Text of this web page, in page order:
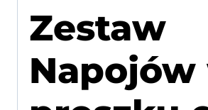
Zestaw
Napojów